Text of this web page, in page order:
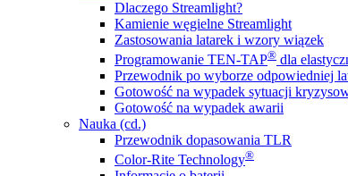
Dlaczego Streamlight?
Kamienie węgielne Streamlight
Zastosowania latarek i wzory wiązek
Programowanie TEN-TAP® dla
Przewodnik po wyborze odpowiedniej
Gotowość na wypadek sytuacji
Gotowość na wypadek awarii
Nauka (cd.)
Przewodnik dopasowania TLR
Color-Rite Technology®